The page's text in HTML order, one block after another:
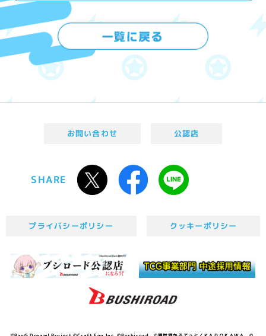
お問い合わせ 公認店
SHARE
プライバシーポリシー クッキーポリシー